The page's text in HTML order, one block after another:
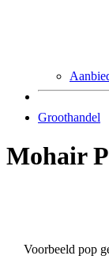
Groothandel
Mohair
Voorbeeld pop